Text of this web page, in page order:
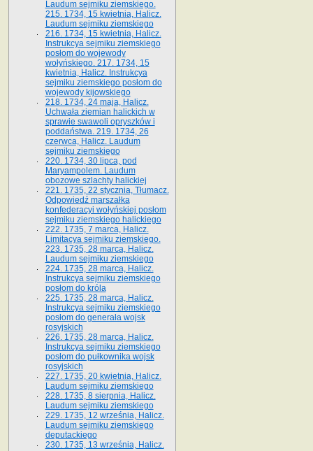
Laudum sejmiku ziemskiego.
215. 1734, 15 kwietnia, Halicz.
Laudum sejmiku ziemskiego
216. 1734, 15 kwietnia, Halicz.
Instrukcya sejmiku ziemskiego
posłom do wojewody
wołyńskiego. 217. 1734, 15
kwietnia, Halicz. Instrukcya
sejmiku ziemskiego posłom do
wojewody kijowskiego
218. 1734, 24 maja, Halicz.
Uchwała ziemian halickich w
sprawie swawoli opryszków i
poddaństwa. 219. 1734, 26
czerwca, Halicz. Laudum
sejmiku ziemskiego
220. 1734, 30 lipca, pod
Maryampolem. Laudum
obozowe szlachty halickiej
221. 1735, 22 stycznia, Tłumacz.
Odpowiedź marszałka
konfederacyi wołyńskiej posłom
sejmiku ziemskiego halickiego
222. 1735, 7 marca, Halicz.
Limitacya sejmiku ziemskiego.
223. 1735, 28 marca, Halicz.
Laudum sejmiku ziemskiego
224. 1735, 28 marca, Halicz.
Instrukcya sejmiku ziemskiego
posłom do króla
225. 1735, 28 marca, Halicz.
Instrukcya sejmiku ziemskiego
posłom do generała wojsk
rosyjskich
226. 1735, 28 marca, Halicz.
Instrukcya sejmiku ziemskiego
posłom do pułkownika wojsk
rosyjskich
227. 1735, 20 kwietnia, Halicz.
Laudum sejmiku ziemskiego
228. 1735, 8 sierpnia, Halicz.
Laudum sejmiku ziemskiego
229. 1735, 12 września, Halicz.
Laudum sejmiku ziemskiego
deputackiego
230. 1735, 13 września, Halicz.